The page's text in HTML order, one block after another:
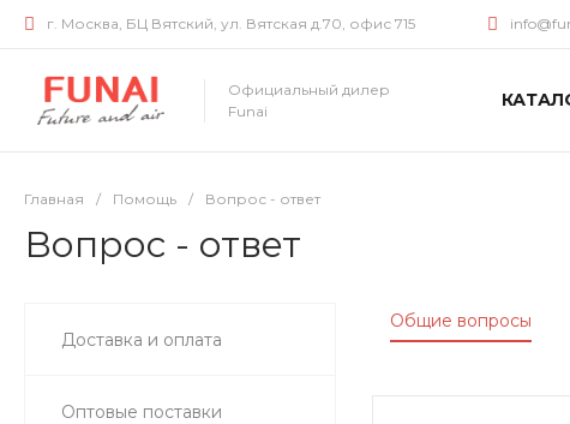
г. Москва, БЦ Вятский, ул. Вятская д.70, офис 715
Официальный дилер
Funai
Главная / Помощь / Вопрос - ответ
Вопрос - ответ
Доставка и оплата
Оптовые поставки
Общие вопросы